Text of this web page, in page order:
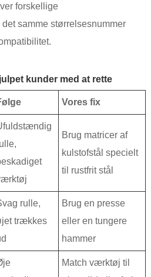
forskellige
samme størrelsesnummer
kunder med at rette
Vores fix
Brug matricer af
kulstofstål specielt
til rustfrit stål
rulle,
trækkes
Brug en presse
eller en tungere
hammer
Match værktøj til